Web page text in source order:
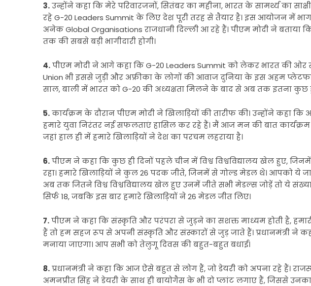
3.उन्होंने कहा कि मेरे परिवारजनों, सितंबर का महीना, भारत के सामर्थ्य का
रहे G-20 Leaders Summit के लिए देश पूरी तरह से तैयार है। इस आयोजन में
अनेक Global Organisations राजधानी दिल्ली आ रहे हैं। पीएम मोदी ने बताया
तक की सबसे बड़ी भागीदारी होगी।
4.पीएम मोदी ने आगे कहा कि G-20 Leaders Summit को लेकर भारत की ओर
Union भी इससे जुड़ी और अफ्रीका के लोगों की आवाज दुनिया के इस अहम
साल, बाली में भारत को G-20 की अध्यक्षता मिलने के बाद से अब तक इतना कुछ
5.कार्यक्रम के दौरान पीएम मोदी ने खिलाड़ियों की तारीफ की। उन्होंने कहा
हमारे युवा निरंतर नई सफलताएं हासिल कर रहे हैं। मैं आज मन की बात
जहां हाल ही में हमारे खिलाड़ियों ने देश का परचम लहराया है।
6.पीएम ने कहा कि कुछ ही दिनों पहले चीन में विश्व विश्वविद्यालय खेल हुए,
रहा। हमारे खिलाड़ियों ने कुल 26 पदक जीते, जिनमें से गोल्ड मेडल थे। आपको ये
अब तक जितने विश्व विश्वविद्यालय खेल हुए उनमें जीते सभी मेडल्स जोड़ें तो ये
सिर्फ 18, जबकि इस बार हमारे खिलाड़ियों ने 26 मेडल जीत लिए।
7.पीएम ने कहा कि संस्कृति और परंपरा से जुड़ने का सशक्त माध्यम होती है,
हैं तो हम सहज रूप से अपनी संस्कृति और संस्कारों से जुड़ जाते हैं। प्रधानमंत्री ने
मनाया जाएगा। आप सभी को तेलुगू दिवस की बहुत-बहुत बधाई।
8.प्रधानमंत्री ने कहा कि आज ऐसे बहुत से लोग हैं, जो डेयरी को अपना रहे हैं।
अमनप्रीत सिंह ने डेयरी के साथ ही बायोगैस के भी दो प्लांट लगाए हैं, जिससे